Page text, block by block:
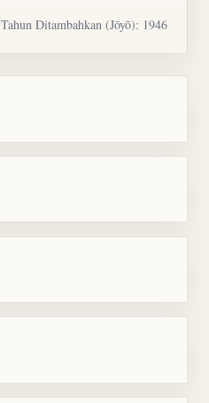
Tahun Ditambahkan (Jōyō): 1946